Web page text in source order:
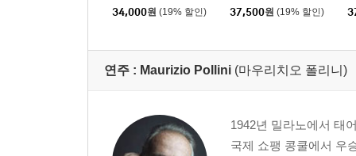
Piano Concertos Op. 1
1, 21) [UHQCD]
34,000원 (19% 할인)
(Chopin: Piano Concert
os Nos. 1 & 2) [SACD
37,500원 (19% 할인)
연주 : Maurizio Pollini (마우리치오 폴리니)
1942년 밀라노에서 태
국제 쇼팽 콩쿨에서 우